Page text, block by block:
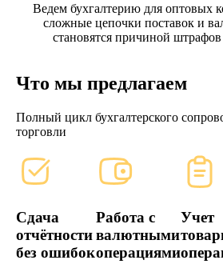
Ведем бухгалтерию для оптовых
сложные цепочки поставок и
становятся причиной
Что мы предлагаем
Полный цикл бухгалтерского
торговли
Сдача
отчётности
без ошибок
Работа с
валютными
операциями
Учет